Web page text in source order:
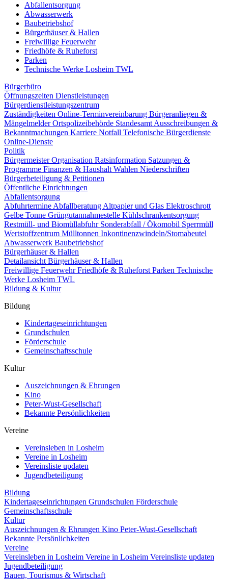
Abfallentsorgung
Abwasserwerk
Baubetriebshof
Bürgerhäuser & Hallen
Freiwillige Feuerwehr
Friedhöfe & Ruheforst
Parken
Technische Werke Losheim TWL
Bürgerbüro
Öffnungszeiten Dienstleistungen
Bürgerdienstleistungszentrum
Zuständigkeiten Online-Terminvereinbarung Bürgeranliegen &
MängelmelderOrtspolizeibehörde Standesamt Ausschreibungen &
Bekanntmachungen Karriere Notfall Telefonische Bürgerdienste
Online-Dienste
Politik
BürgermeisterOrganisation Ratsinformation Satzungen &
Programme Finanzen & Haushalt Wahlen Niederschriften
Bürgerbeteiligung & Petitionen
Öffentliche Einrichtungen
Abfallentsorgung
Abfuhrtermine Abfallberatung Altpapier und Glas Elektroschrott
Gelbe Tonne Grüngutannahmestelle Kühlschrankentsorgung
Restmüll- und Biomüllabfuhr Sonderabfall / Ökomobil Sperrmüll
Wertstoffzentrum Mülltonnen Inkontinenzwindeln/Stomabeutel
Abwasserwerk Baubetriebshof
Bürgerhäuser & Hallen
Detailansicht Bürgerhäuser & Hallen
Freiwillige FeuerwehrFriedhöfe & Ruheforst Parken Technische
Werke Losheim TWL
Bildung & Kultur
Bildung
Kindertageseinrichtungen
Grundschulen
Förderschule
Gemeinschaftsschule
Kultur
Auszeichnungen & Ehrungen
Kino
Peter-Wust-Gesellschaft
Bekannte Persönlichkeiten
Vereine
Vereinsleben in Losheim
Vereine in Losheim
Vereinsliste updaten
Jugendbeteiligung
Bildung
Kindertageseinrichtungen Grundschulen Förderschule
Gemeinschaftsschule
Kultur
Auszeichnungen & Ehrungen Kino Peter-Wust-Gesellschaft
Bekannte Persönlichkeiten
Vereine
Vereinsleben in Losheim Vereine in Losheim Vereinsliste updaten
Jugendbeteiligung
Bauen, Tourismus & Wirtschaft